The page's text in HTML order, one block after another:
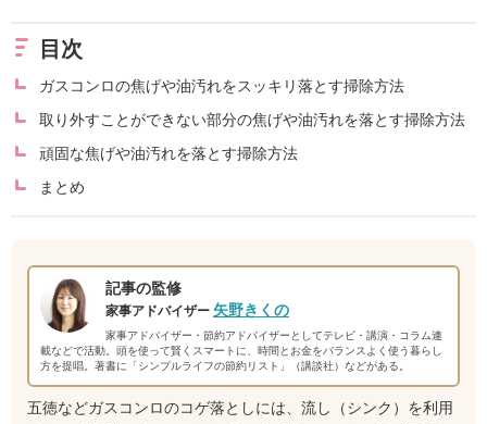
目次
ガスコンロの焦げや油汚れをスッキリ落とす掃除方法
取り外すことができない部分の焦げや油汚れを落とす掃除方法
頑固な焦げや油汚れを落とす掃除方法
まとめ
記事の監修
家事アドバイザー 矢野きくの
家事アドバイザー・節約アドバイザーとしてテレビ・講演・コラム連
載などで活動。頭を使って賢くスマートに、時間とお金をバランスよく使う暮らし
方を提唱。著書に「シンプルライフの節約リスト」（講談社）などがある。
五徳などガスコンロのコゲ落としには、流し（シンク）を利用